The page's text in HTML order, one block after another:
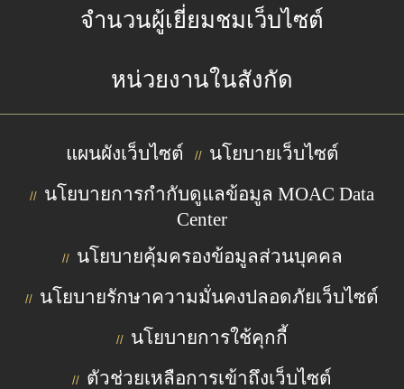
จำนวนผู้เยี่ยมชมเว็บไซต์
หน่วยงานในสังกัด
แผนผังเว็บไซต์ // นโยบายเว็บไซต์
// นโยบายการกำกับดูแลข้อมูล MOAC Data
Center
// นโยบายคุ้มครองข้อมูลส่วนบุคคล
// นโยบายรักษาความมั่นคงปลอดภัยเว็บไซต์
// นโยบายการใช้คุกกี้
// ตัวช่วยเหลือการเข้าถึงเว็บไซต์